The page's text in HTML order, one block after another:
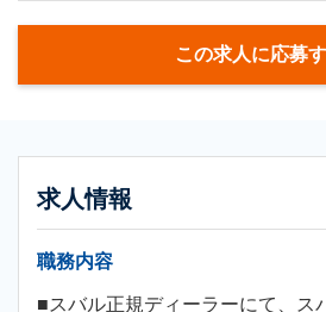
この求人に応募
求人情報
職務内容
■スバル正規ディーラーにて、ス